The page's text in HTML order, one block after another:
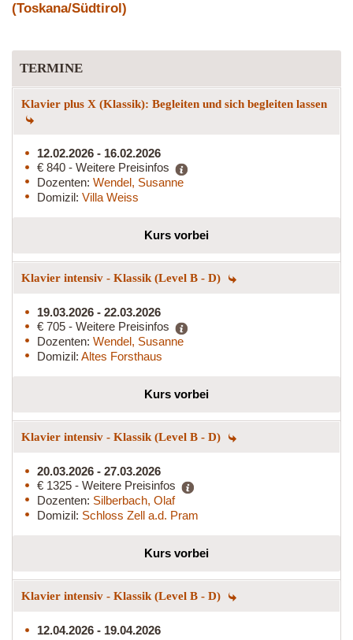
(Toskana/Südtirol)
TERMINE
Klavier plus X (Klassik): Begleiten und sich begleiten lassen
12.02.2026 - 16.02.2026
€ 840 - Weitere Preisinfos
Dozenten: Wendel, Susanne
Domizil: Villa Weiss
Kurs vorbei
Klavier intensiv - Klassik (Level B - D)
19.03.2026 - 22.03.2026
€ 705 - Weitere Preisinfos
Dozenten: Wendel, Susanne
Domizil: Altes Forsthaus
Kurs vorbei
Klavier intensiv - Klassik (Level B - D)
20.03.2026 - 27.03.2026
€ 1325 - Weitere Preisinfos
Dozenten: Silberbach, Olaf
Domizil: Schloss Zell a.d. Pram
Kurs vorbei
Klavier intensiv - Klassik (Level B - D)
12.04.2026 - 19.04.2026